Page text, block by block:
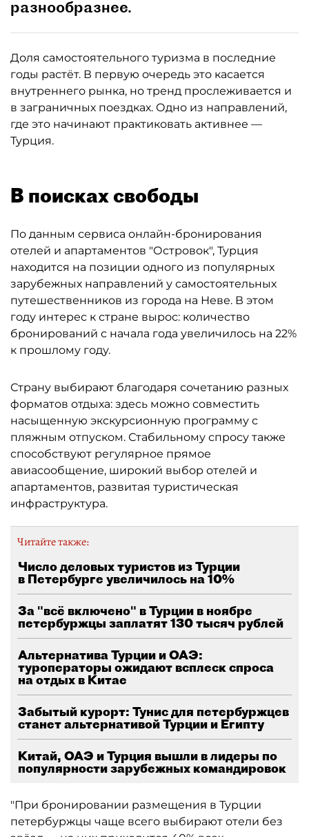
разнообразнее.
Доля самостоятельного туризма в последние
годы растёт. В первую очередь это касается
внутреннего рынка, но тренд прослеживается и
в заграничных поездках. Одно из направлений,
где это начинают практиковать активнее —
Турция.
В поисках свободы
По данным сервиса онлайн-бронирования
отелей и апартаментов "Островок", Турция
находится на позиции одного из популярных
зарубежных направлений у самостоятельных
путешественников из города на Неве. В этом
году интерес к стране вырос: количество
бронирований с начала года увеличилось на 22%
к прошлому году.
Страну выбирают благодаря сочетанию разных
форматов отдыха: здесь можно совместить
насыщенную экскурсионную программу с
пляжным отпуском. Стабильному спросу также
способствуют регулярное прямое
авиасообщение, широкий выбор отелей и
апартаментов, развитая туристическая
инфраструктура.
Читайте также:
Число деловых туристов из Турции
в Петербурге увеличилось на 10%
За "всё включено" в Турции в ноябре
петербуржцы заплатят 130 тысяч рублей
Альтернатива Турции и ОАЭ:
туроператоры ожидают всплеск спроса
на отдых в Китае
Забытый курорт: Тунис для петербуржцев
станет альтернативой Турции и Египту
Китай, ОАЭ и Турция вышли в лидеры по
популярности зарубежных командировок
"При бронировании размещения в Турции
петербуржцы чаще всего выбирают отели без